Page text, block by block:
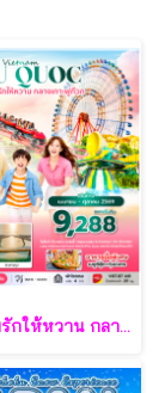
ซุปตาร์... เติมรักให้หวาน กลางเกาะฟูก๊วก 3 วัน 2 คืน - VZ